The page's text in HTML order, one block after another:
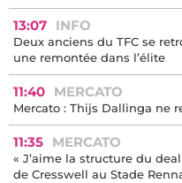
13:07 INFO
Deux anciens du TFC se
une remontée dans l’élite
11:40 MERCATO
Mercato : Thijs Dallinga ne
11:35 MERCATO
« J’aime la structure du
de Cresswell au Stade